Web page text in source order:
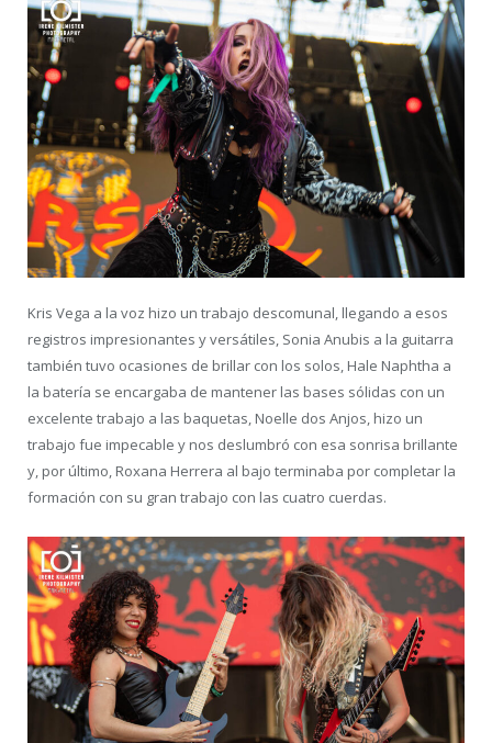
Kris Vega a la voz hizo un trabajo descomunal, llegando a esos
registros impresionantes y versátiles, Sonia Anubis a la guitarra
también tuvo ocasiones de brillar con los solos, Hale Naphtha a
la batería se encargaba de mantener las bases sólidas con un
excelente trabajo a las baquetas, Noelle dos Anjos, hizo un
trabajo fue impecable y nos deslumbró con esa sonrisa brillante
y, por último, Roxana Herrera al bajo terminaba por completar la
formación con su gran trabajo con las cuatro cuerdas.